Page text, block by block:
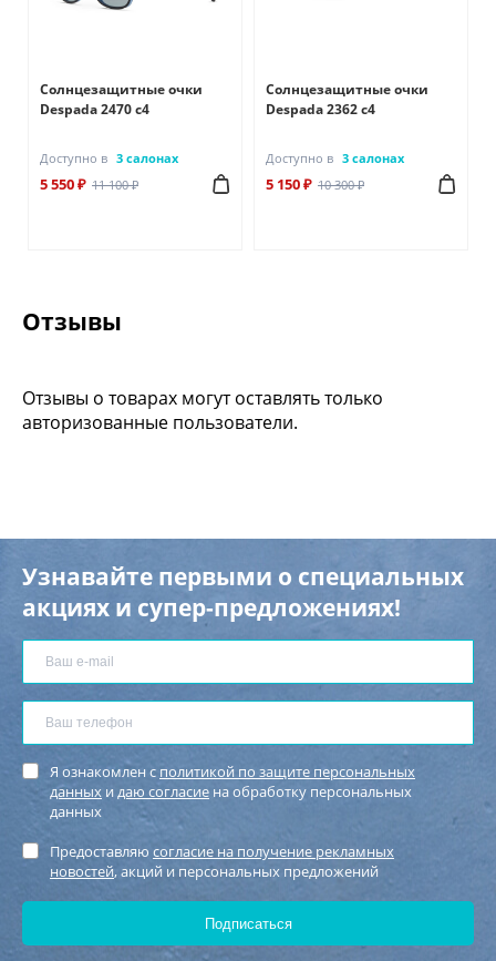
Солнцезащитные очки
Despada 2470 с4
Доступно в 3 салонах
5 550 ₽ 11 100 ₽
Солнцезащитные очки
Despada 2362 с4
Доступно в 3 салонах
5 150 ₽ 10 300 ₽
Отзывы
Отзывы о товарах могут оставлять только
авторизованные пользователи.
Узнавайте первыми о специальных
акциях и супер-предложениях!
Я ознакомлен с политикой по защите персональных
данных идаю согласие на обработку персональных
данных
Предоставляю согласие на получение рекламных
новостей, акций и персональных предложений